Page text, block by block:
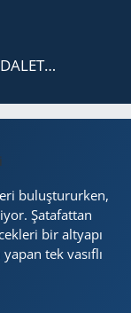
buluştururken,
Şatafattan
bir altyapı
tek vasıflı